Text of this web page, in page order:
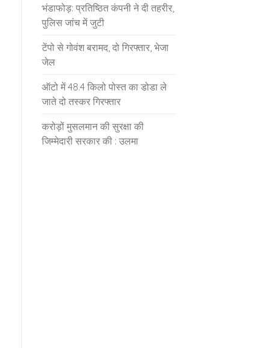
भंडाफोड़: प्रतिष्ठित कंपनी ने दी तहरीर,
पुलिस जांच में जुटी
टेंपो से गोवंश बरामद, दो गिरफ्तार, भेजा
जेल
ऑटो में 48.4 किलो पोस्त का डोडा ले
जाते दो तस्कर गिरफ्तार
करोड़ों मुसलमान की सुरक्षा की
जिम्मेदारी सरकार की : उलमा